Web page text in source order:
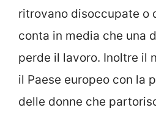
ritrovano disoccupate o
conta in media che una
perde il lavoro. Inoltre il
il Paese europeo con la
delle donne che